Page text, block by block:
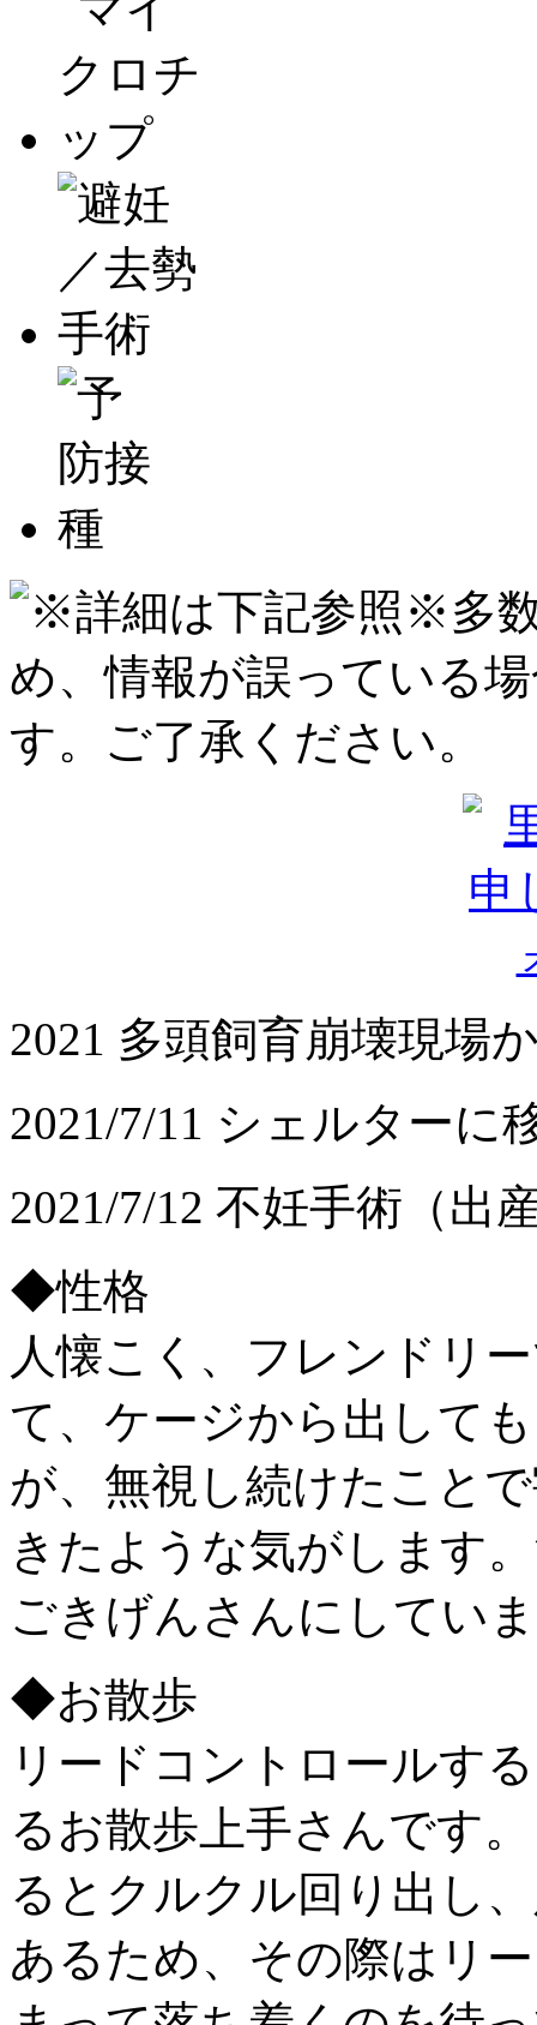
2021 多頭飼育崩壊現場
2021/7/11 シェルターに
2021/7/12 不妊手術（出
◆性格
人懐こく、フレンドリ
て、ケージから出して
が、無視し続けたこと
きたような気がします
ごきげんさんにしてい
◆お散歩
リードコントロールす
るお散歩上手さんです
るとクルクル回り出し
あるため、その際はリ